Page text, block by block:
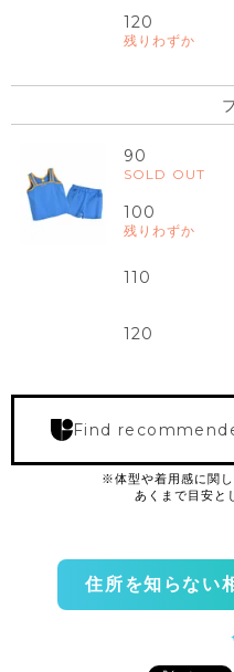
120
残りわずか
90
SOLD OUT
100
残りわずか
110
120
Find
住所を知らない